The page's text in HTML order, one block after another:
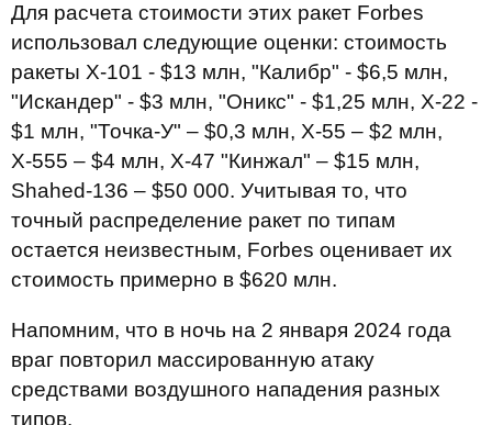
Для расчета стоимости этих ракет Forbes
использовал следующие оценки: стоимость
ракеты Х-101 - $13 млн, "Калибр" - $6,5 млн,
"Искандер" - $3 млн, "Оникс" - $1,25 млн, Х-22 -
$1 млн, "Точка-У" – $0,3 млн, Х-55 – $2 млн,
Х-555 – $4 млн, Х-47 "Кинжал" – $15 млн,
Shahed-136 – $50 000. Учитывая то, что
точный распределение ракет по типам
остается неизвестным, Forbes оценивает их
стоимость примерно в $620 млн.
Напомним, что в ночь на 2 января 2024 года
враг повторил массированную атаку
средствами воздушного нападения разных
типов.